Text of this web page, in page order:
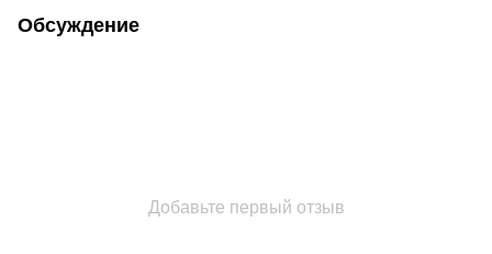
Обсуждение
Добавьте первый отзыв